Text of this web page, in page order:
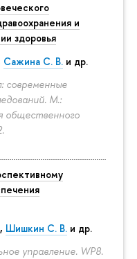
и
здоровья
Сажина С. В. и др.
современные
М.:
общественного
, Шишкин С. В. и др.
управление. WP8.